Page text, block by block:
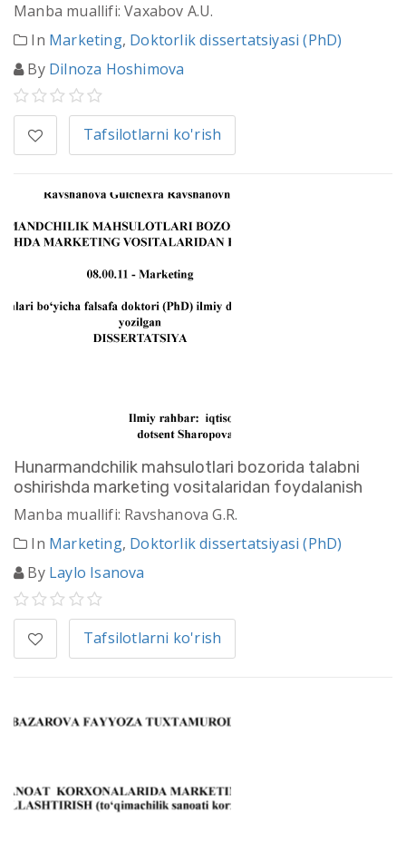
Manba muallifi: Vaxabov A.U.
In Marketing, Doktorlik dissertatsiyasi (PhD)
By Dilnoza Hoshimova
Tafsilotlarni ko'rish
Hunarmandchilik mahsulotlari bozorida talabni
oshirishda marketing vositalaridan foydalanish
Manba muallifi: Ravshanova G.R.
In Marketing, Doktorlik dissertatsiyasi (PhD)
By Laylo Isanova
Tafsilotlarni ko'rish